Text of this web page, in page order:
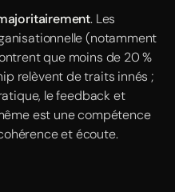
. Les
(notamment
que moins de 20 %
relèvent de traits innés ;
le feedback et
est une compétence
et écoute.